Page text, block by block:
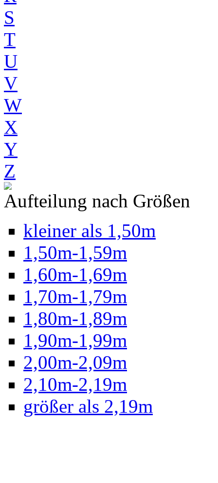
S
T
U
V
W
X
Y
Z
Aufteilung nach Größen
kleiner als 1,50m
1,50m-1,59m
1,60m-1,69m
1,70m-1,79m
1,80m-1,89m
1,90m-1,99m
2,00m-2,09m
2,10m-2,19m
größer als 2,19m